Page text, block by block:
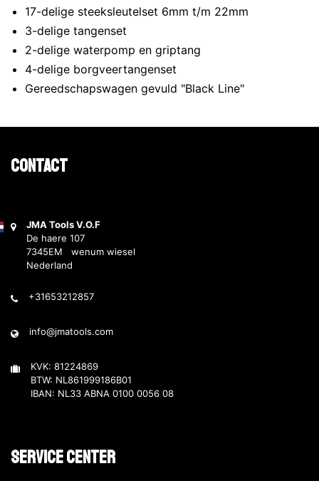
17-delige steeksleutelset 6mm t/m 22mm
3-delige tangenset
2-delige waterpomp en griptang
4-delige borgveertangenset
Gereedschapswagen gevuld "Black Line"
Contact
JMA Tools V.O.F
De haere 107
7345EM wenum wiesel
Nederland
+31653212857
info@jmatools.com
KVK: 81224869
BTW: NL861999186B01
IBAN: NL33 ABNA 0100 0056 08
Service Center